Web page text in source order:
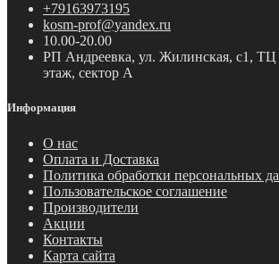
+79163973195
kosm-prof@yandex.ru
10.00-20.00
РП Андреевка, ул. Жилинская, с1,
этаж, сектор А
Информация
О нас
Оплата и Доставка
Политика обработки персональных
Пользовательское соглашение
Производители
Акции
Контакты
Карта сайта